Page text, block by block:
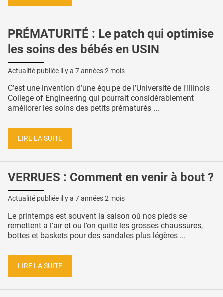
PRÉMATURITÉ : Le patch qui optimise
les soins des bébés en USIN
Actualité publiée il y a 7 années 2 mois
C’est une invention d’une équipe de l’Université de l'Illinois
College of Engineering qui pourrait considérablement
améliorer les soins des petits prématurés ...
LIRE LA SUITE
VERRUES : Comment en venir à bout ?
Actualité publiée il y a 7 années 2 mois
Le printemps est souvent la saison où nos pieds se
remettent à l’air et où l’on quitte les grosses chaussures,
bottes et baskets pour des sandales plus légères ...
LIRE LA SUITE